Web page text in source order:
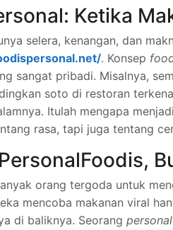
Ketika
selera, kenangan, dan
. Konsep
sangat pribadi. Misalnya,
soto di restoran
Itulah mengapa menjadi
rasa, tapi juga tentang
orang tergoda untuk
mencoba makanan viral
di baliknya. Seorang